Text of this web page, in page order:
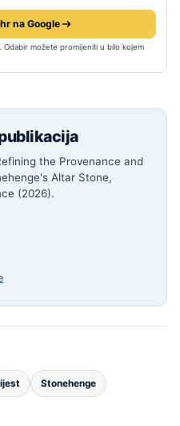
na Google
možete promijeniti u bilo kojem
the Provenance and
Altar Stone,
(2026).
Stonehenge